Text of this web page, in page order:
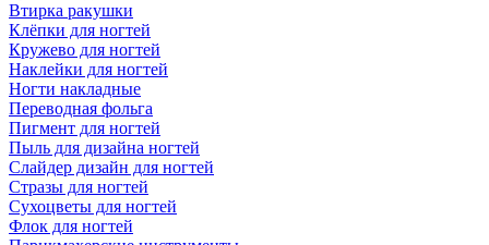
Втирка ракушки
Клёпки для ногтей
Кружево для ногтей
Наклейки для ногтей
Ногти накладные
Переводная фольга
Пигмент для ногтей
Пыль для дизайна ногтей
Слайдер дизайн для ногтей
Стразы для ногтей
Сухоцветы для ногтей
Флок для ногтей